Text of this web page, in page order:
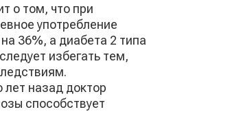
о том, что при
употребление
36%, а диабета 2 типа
избегать тем,
назад доктор
способствует